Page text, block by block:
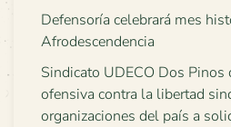
Defensoría celebrará mes
Afrodescendencia
Sindicato UDECO Dos Pinos
ofensiva contra la libertad
organizaciones del país a